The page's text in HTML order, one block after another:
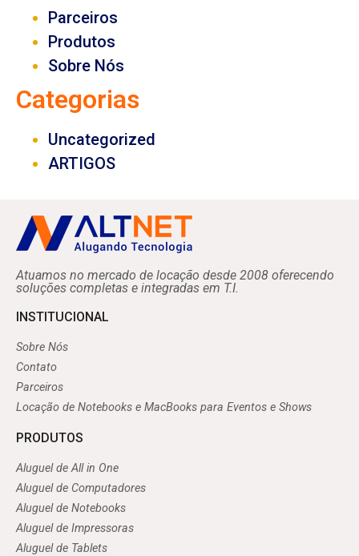
Parceiros
Produtos
Sobre Nós
Categorias
Uncategorized
ARTIGOS
Atuamos no mercado de locação desde 2008 oferecendo
soluções completas e integradas em T.I.
INSTITUCIONAL
Sobre Nós
Contato
Parceiros
Locação de Notebooks e MacBooks para Eventos e Shows
PRODUTOS
Aluguel de All in One
Aluguel de Computadores
Aluguel de Notebooks
Aluguel de Impressoras
Aluguel de Tablets